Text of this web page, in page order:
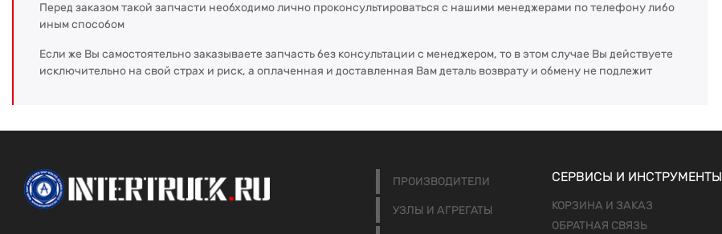
Перед заказом такой запчасти необходимо лично проконсультироваться с нашими менеджерами по телефону либо
иным способом
Если же Вы самостоятельно заказываете запчасть без консультации с менеджером, то в этом случае Вы действуете
исключительно на свой страх и риск, а оплаченная и доставленная Вам деталь возврату и обмену не подлежит
ПРОИЗВОДИТЕЛИ
УЗЛЫ И АГРЕГАТЫ
СЕРВИСЫ И ИНСТРУМЕНТЫ
КОРЗИНА И ЗАКАЗ
ОБРАТНАЯ СВЯЗЬ